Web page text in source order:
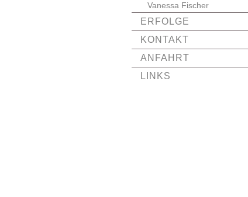
Vanessa Fischer
ERFOLGE
KONTAKT
ANFAHRT
LINKS